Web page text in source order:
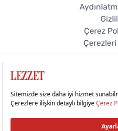
Çerez
Çerezleri
© 2026 Lezzet Online.